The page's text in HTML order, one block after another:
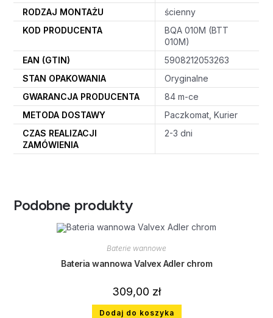
RODZAJ MONTAŻU
ścienny
KOD PRODUCENTA
BQA 010M (BTT
010M)
EAN (GTIN)
5908212053263
STAN OPAKOWANIA
Oryginalne
GWARANCJA PRODUCENTA
84 m-ce
METODA DOSTAWY
Paczkomat, Kurier
CZAS REALIZACJI
ZAMÓWIENIA
2-3 dni
Podobne produkty
Baterie wannowe
Bateria wannowa Valvex Adler chrom
309,00 zł
Dodaj do koszyka